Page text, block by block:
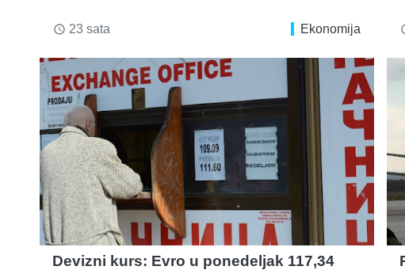
access_time 23 sata Ekonomija
Devizni kurs: Evro u ponedeljak 117,34